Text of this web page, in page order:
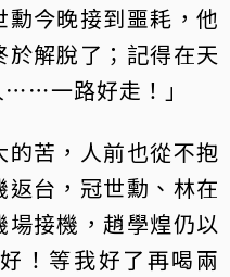
今晚接到噩耗，他
解脫了；記得在天
一路好走！」
苦，人前也從不抱
台，冠世勳、林在
接機，趙學煌仍以
！等我好了再喝兩